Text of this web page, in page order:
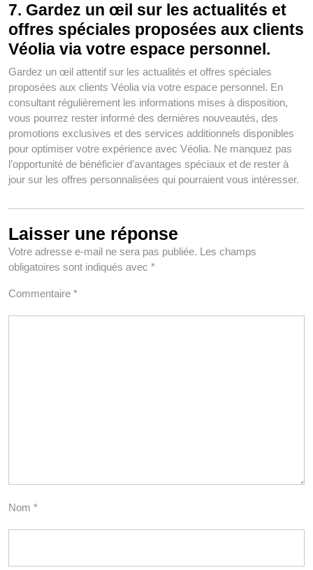
7. Gardez un œil sur les actualités et
offres spéciales proposées aux clients
Véolia via votre espace personnel.
Gardez un œil attentif sur les actualités et offres spéciales
proposées aux clients Véolia via votre espace personnel. En
consultant régulièrement les informations mises à disposition,
vous pourrez rester informé des dernières nouveautés, des
promotions exclusives et des services additionnels disponibles
pour optimiser votre expérience avec Véolia. Ne manquez pas
l’opportunité de bénéficier d’avantages spéciaux et de rester à
jour sur les offres personnalisées qui pourraient vous intéresser.
Laisser une réponse
Votre adresse e-mail ne sera pas publiée. Les champs
obligatoires sont indiqués avec *
Commentaire *
Nom *